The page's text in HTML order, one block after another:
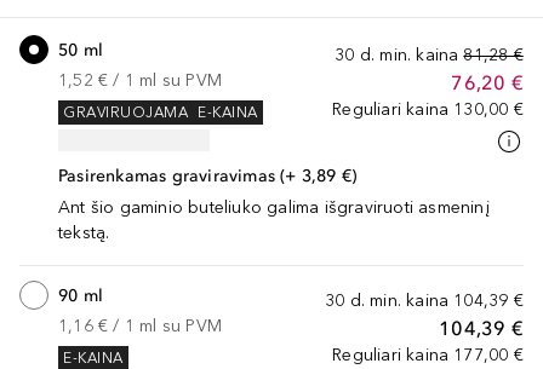
30 d. min. kaina 81,28 €
76,20 €
Reguliari kaina 130,00 €
50 ml
1,52 € / 1 ml su PVM
E-KAINA
GRAVIRUOJAMA
Pasirenkamas graviravimas (+ 3,89 €)
Ant šio gaminio buteliuko galima išgraviruoti asmeninį
tekstą.
30 d. min. kaina 104,39 €
104,39 €
Reguliari kaina 177,00 €
90 ml
1,16 € / 1 ml su PVM
E-KAINA